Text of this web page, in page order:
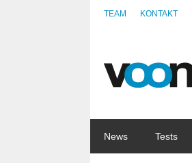
TEAM KONTAKT
News Tests